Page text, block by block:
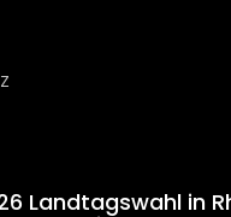
Landtagswahl in